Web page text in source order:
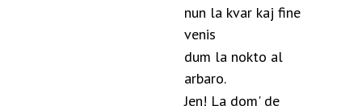
nun la kvar kaj fine
venis
dum la nokto al
arbaro.
Jen! La dom' de